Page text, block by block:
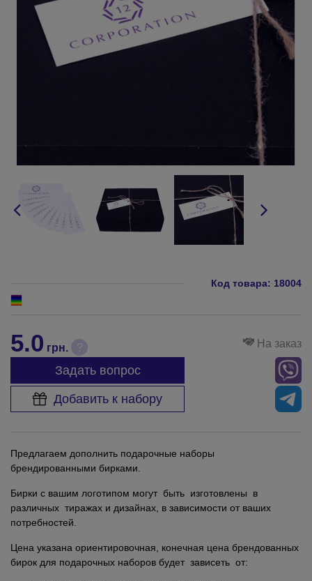
Код товара: 18004
5.0 грн. ? На заказ
Задать вопрос
Добавить к набору
Предлагаем дополнить подарочные наборы
брендированными бирками.
Бирки с вашим логотипом могут быть изготовлены в
различных тиражах и дизайнах, в зависимости от ваших
потребностей.
Цена указана ориентировочная, конечная цена брендованных
бирок для подарочных наборов будет зависеть от: